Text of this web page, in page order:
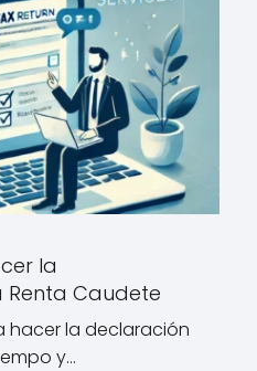
la
Caudete
hacer la declaración
y…